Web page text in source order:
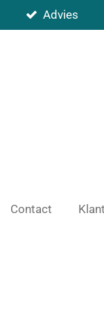
Advies
Contact